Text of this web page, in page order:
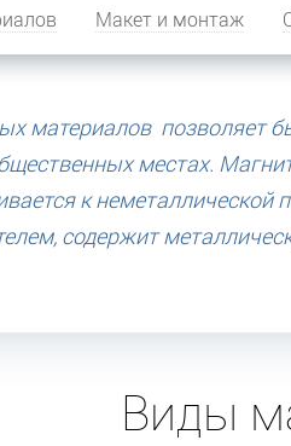
Макет и монтаж
материалов позволяет
местах.
к
содержит
Виды